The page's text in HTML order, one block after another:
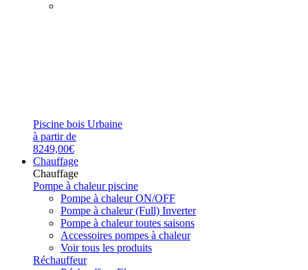
Piscine bois Urbaine
à partir de
8249,00€
Chauffage
Chauffage
Pompe à chaleur piscine
Pompe à chaleur ON/OFF
Pompe à chaleur (Full) Inverter
Pompe à chaleur toutes saisons
Accessoires pompes à chaleur
Voir tous les produits
Réchauffeur